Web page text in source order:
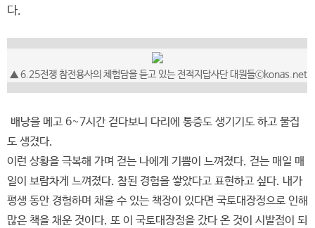
다.
▲ 6.25전쟁 참전용사의 체험담을 듣고 있는 전적지답사단 대원들ⓒkonas.net
배낭을 메고 6~7시간 걷다보니 다리에 통증도 생기기도 하고 물집
도 생겼다.
이런 상황을 극복해 가며 걷는 나에게 기쁨이 느껴졌다. 걷는 매일 매
일이 보람차게 느껴졌다. 참된 경험을 쌓았다고 표현하고 싶다. 내가
평생 동안 경험하며 채울 수 있는 책장이 있다면 국토대장정으로 인해
많은 책을 채운 것이다. 또 이 국토대장정을 갔다 온 것이 시발점이 되